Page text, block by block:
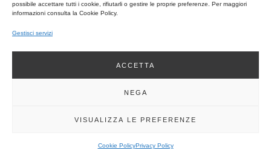
possibile accettare tutti i cookie, rifiutarli o gestire le proprie preferenze. Per maggiori
informazioni consulta la Cookie Policy.
Gestisci servizi
ACCETTA
NEGA
VISUALIZZA LE PREFERENZE
Cookie PolicyPrivacy Policy
Piazza Duomo, 37 | 32100 Belluno